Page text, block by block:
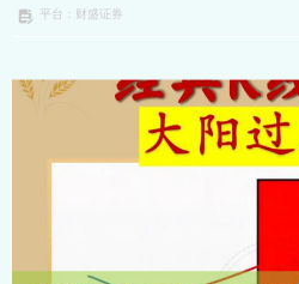
平台：财盛证券